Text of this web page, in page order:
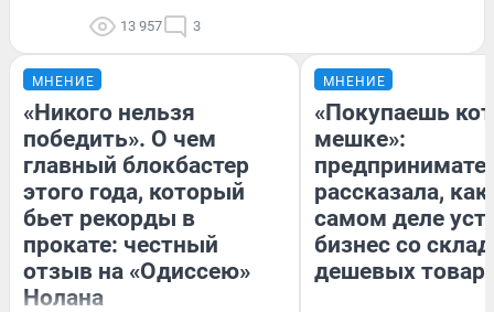
13 957 3
МНЕНИЕ
«Никого нельзя
победить». О чем
главный блокбастер
этого года, который
бьет рекорды в
прокате: честный
отзыв на «Одиссею»
Нолана
МНЕНИЕ
«Покупаешь
мешке»:
рассказала, как
самом деле
бизнес со
дешевых